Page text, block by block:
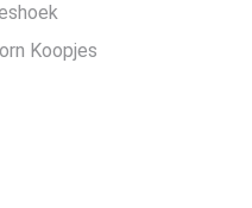
Koopjes